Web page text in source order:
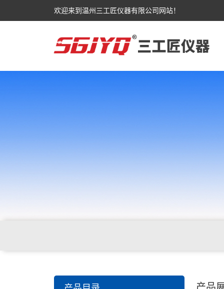
欢迎来到温州三工匠仪器有限公司网站！